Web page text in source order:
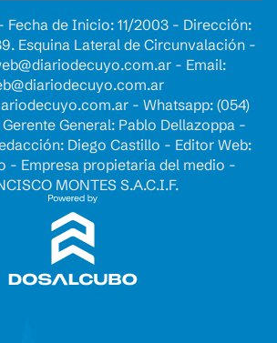
Fecha de Inicio: 11/2003 - Dirección:
Esquina Lateral de Circunvalación -
- Email:
- Whatsapp: (054)
General: Pablo Dellazoppa -
Diego Castillo - Editor Web:
- Empresa propietaria del medio -
MONTES S.A.C.I.F.